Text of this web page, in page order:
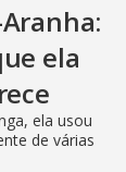
ela
ela usou
de várias